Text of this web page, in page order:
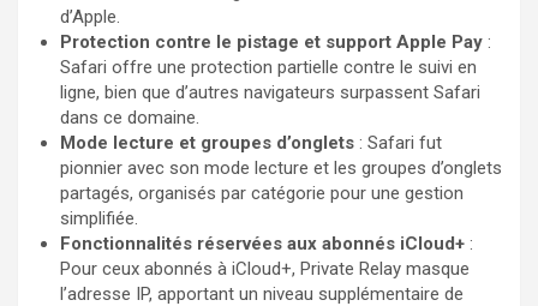
d’Apple.
Protection contre le pistage et support Apple Pay :
Safari offre une protection partielle contre le suivi en
ligne, bien que d’autres navigateurs surpassent Safari
dans ce domaine.
Mode lecture et groupes d’onglets : Safari fut
pionnier avec son mode lecture et les groupes d’onglets
partagés, organisés par catégorie pour une gestion
simplifiée.
Fonctionnalités réservées aux abonnés iCloud+ :
Pour ceux abonnés à iCloud+, Private Relay masque
l’adresse IP, apportant un niveau supplémentaire de